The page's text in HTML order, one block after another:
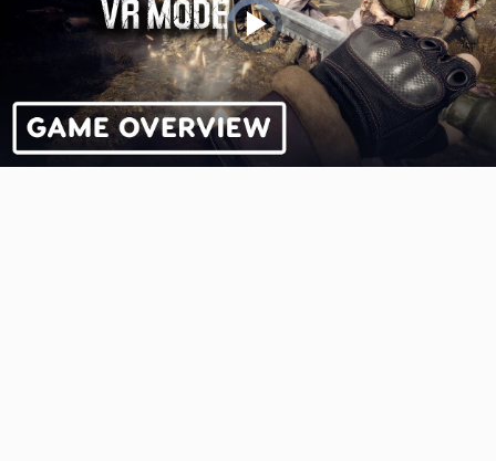
Video
Player
is
loading.
Play
Video